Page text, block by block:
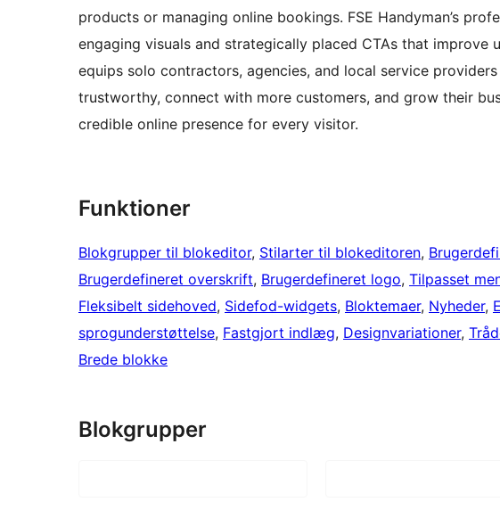
products or managing online bookings. FSE Handyman’s
engaging visuals and strategically placed CTAs that improve
equips solo contractors, agencies, and local service
trustworthy, connect with more customers, and grow their
credible online presence for every visitor.
Funktioner
Blokgrupper til blokeditor, Stilarter til blokeditoren,
Brugerdefineret overskrift, Brugerdefineret logo, Tilpasset
Fleksibelt sidehoved, Sidefod-widgets, Bloktemaer, Nyheder,
sprogunderstøttelse, Fastgjort indlæg, Designvariationer,
Brede blokke
Blokgrupper